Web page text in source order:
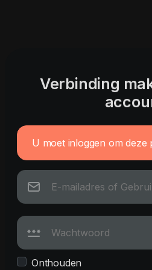
Verbinding
U moet inloggen om deze
Onthouden